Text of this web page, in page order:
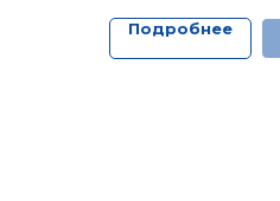
Подробнее